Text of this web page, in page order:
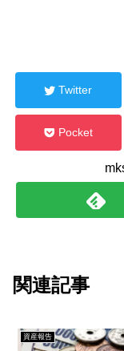
Twitter
Pocket
関連記事
資産報告